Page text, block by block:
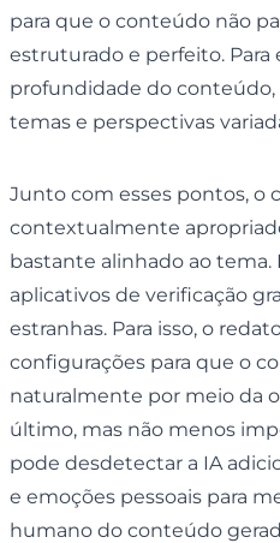
para que o conteúdo não
estruturado e perfeito. Para
profundidade do
temas e perspectivas
Junto com esses pontos, o
contextualmente
bastante alinhado ao tema.
aplicativos de verificação
estranhas. Para isso, o
configurações para que o
naturalmente por meio da
último, mas não menos
pode desdetectar a IA
e emoções pessoais para
humano do conteúdo